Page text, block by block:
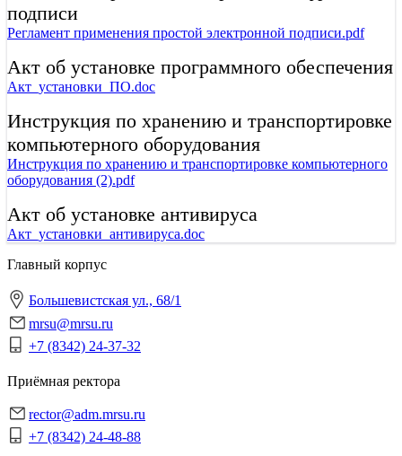
подписи
Регламент применения простой электронной подписи.pdf
Акт об установке программного обеспечения
Акт_установки_ПО.doc
Инструкция по хранению и транспортировке
компьютерного оборудования
Инструкция по хранению и транспортировке компьютерного
оборудования (2).pdf
Акт об установке антивируса
Акт_установки_антивируса.doc
Главный корпус
Большевистская ул., 68/1
mrsu@mrsu.ru
+7 (8342) 24-37-32
Приёмная ректора
rector@adm.mrsu.ru
+7 (8342) 24-48-88